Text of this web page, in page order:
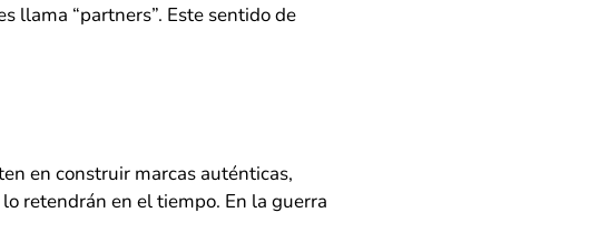
llama “partners”. Este sentido de
en construir marcas auténticas,
retendrán en el tiempo. En la guerra